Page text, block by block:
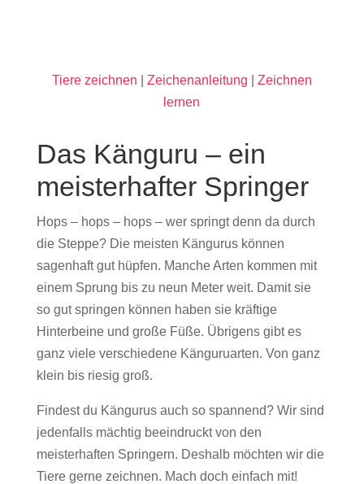
Tiere zeichnen Zeichenanleitung
Zeichnen
lernen
Das Känguru – ein
meisterhafter Springer
Hops – hops – hops – wer springt denn da durch
die Steppe? Die meisten Kängurus können
sagenhaft gut hüpfen. Manche Arten kommen mit
einem Sprung bis zu neun Meter weit. Damit sie
so gut springen können haben sie kräftige
Hinterbeine und große Füße. Übrigens gibt es
ganz viele verschiedene Känguruarten. Von ganz
klein bis riesig groß.
Findest du Kängurus auch so spannend? Wir sind
jedenfalls mächtig beeindruckt von den
meisterhaften Springern. Deshalb möchten wir die
Tiere gerne zeichnen. Mach doch einfach mit!